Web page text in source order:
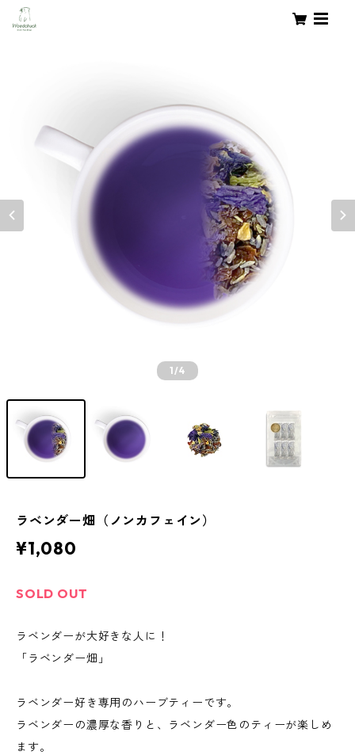
1/4
ラベンダー畑（ノンカフェイン）
¥1,080
SOLD OUT
ラベンダーが大好きな人に！
「ラベンダー畑」
ラベンダー好き専用のハーブティーです。
ラベンダーの濃厚な香りと、ラベンダー色のティーが楽しめ
ます。